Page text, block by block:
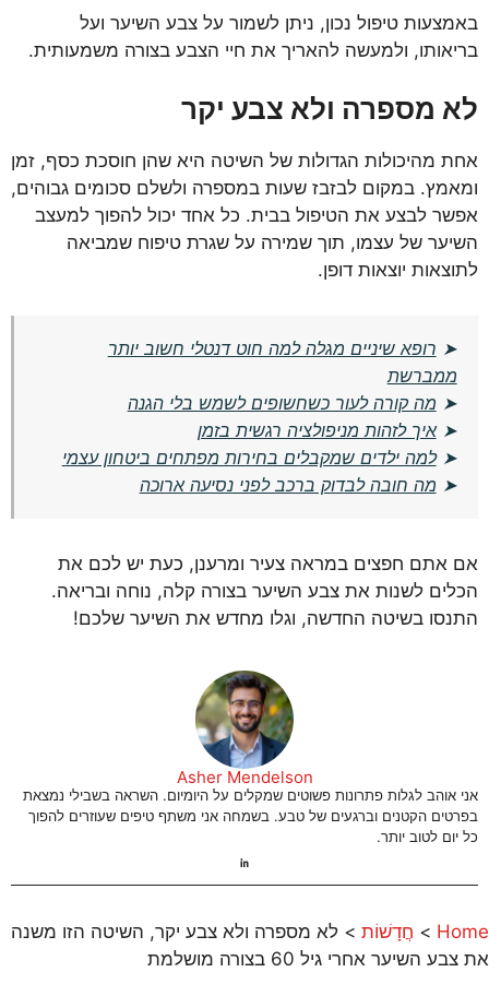
באמצעות טיפול נכון, ניתן לשמור על צבע השיער ועל
בריאותו, ולמעשה להאריך את חיי הצבע בצורה משמעותית.
לא מספרה ולא צבע יקר
אחת מהיכולות הגדולות של השיטה היא שהן חוסכת כסף, זמן
ומאמץ. במקום לבזבז שעות במספרה ולשלם סכומים גבוהים,
אפשר לבצע את הטיפול בבית. כל אחד יכול להפוך למעצב
השיער של עצמו, תוך שמירה על שגרת טיפוח שמביאה
לתוצאות יוצאות דופן.
➤ רופא שיניים מגלה למה חוט דנטלי חשוב יותר
ממברשת
➤ מה קורה לעור כשחשופים לשמש בלי הגנה
➤איך לזהות מניפולציה רגשית בזמן
➤למה ילדים שמקבלים בחירות מפתחים ביטחון עצמי
➤ מה חובה לבדוק ברכב לפני נסיעה ארוכה
אם אתם חפצים במראה צעיר ומרענן, כעת יש לכם את
הכלים לשנות את צבע השיער בצורה קלה, נוחה ובריאה.
התנסו בשיטה החדשה, וגלו מחדש את השיער שלכם!
Asher Mendelson
אני אוהב לגלות פתרונות פשוטים שמקלים על היומיום. השראה בשבילי נמצאת
בפרטים הקטנים וברגעים של טבע. בשמחה אני משתף טיפים שעוזרים להפוך
כל יום לטוב יותר.
Home
> חֲדָשׁוֹת > לא מספרה ולא צבע יקר, השיטה הזו משנה
את צבע השיער אחרי גיל 60 בצורה מושלמת